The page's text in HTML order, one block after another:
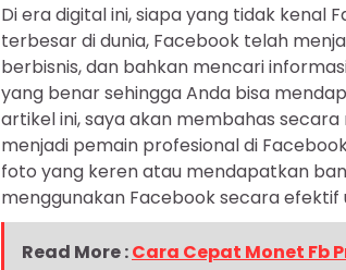
Di era digital ini, siapa yang tidak kenal
terbesar di dunia, Facebook telah
berbisnis, dan bahkan mencari
yang benar sehingga Anda bisa
artikel ini, saya akan membahas
menjadi pemain profesional di
foto yang keren atau mendapatkan
menggunakan Facebook secara
Read More :Cara Cepat Monet Fb